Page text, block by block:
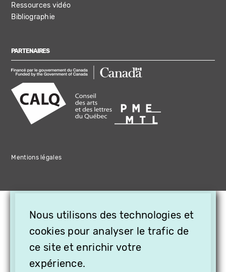
Ressources vidéo
Bibliographie
PARTENAIRES
Mentions légales
Nous utilisons des technologies et
cookies pour analyser le trafic de
ce site et enrichir votre
expérience.
OFFREZ LA VIDÉO EN
CADEAU, ABONNEZ VOS
PROCHES À VITHÈQUE !